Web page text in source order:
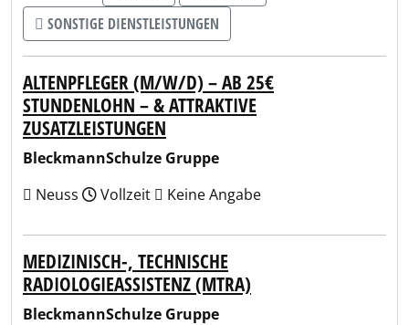
SONSTIGE DIENSTLEISTUNGEN
ALTENPFLEGER (M/W/D) – AB 25€
STUNDENLOHN – & ATTRAKTIVE
ZUSATZLEISTUNGEN
BleckmannSchulze Gruppe
Neuss
Vollzeit Keine Angabe
MEDIZINISCH-, TECHNISCHE
RADIOLOGIEASSISTENZ (MTRA)
BleckmannSchulze Gruppe